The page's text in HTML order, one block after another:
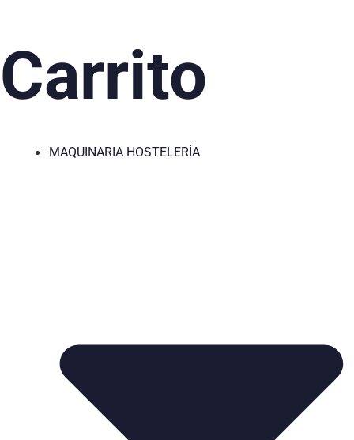
Carrito
MAQUINARIA HOSTELERÍA